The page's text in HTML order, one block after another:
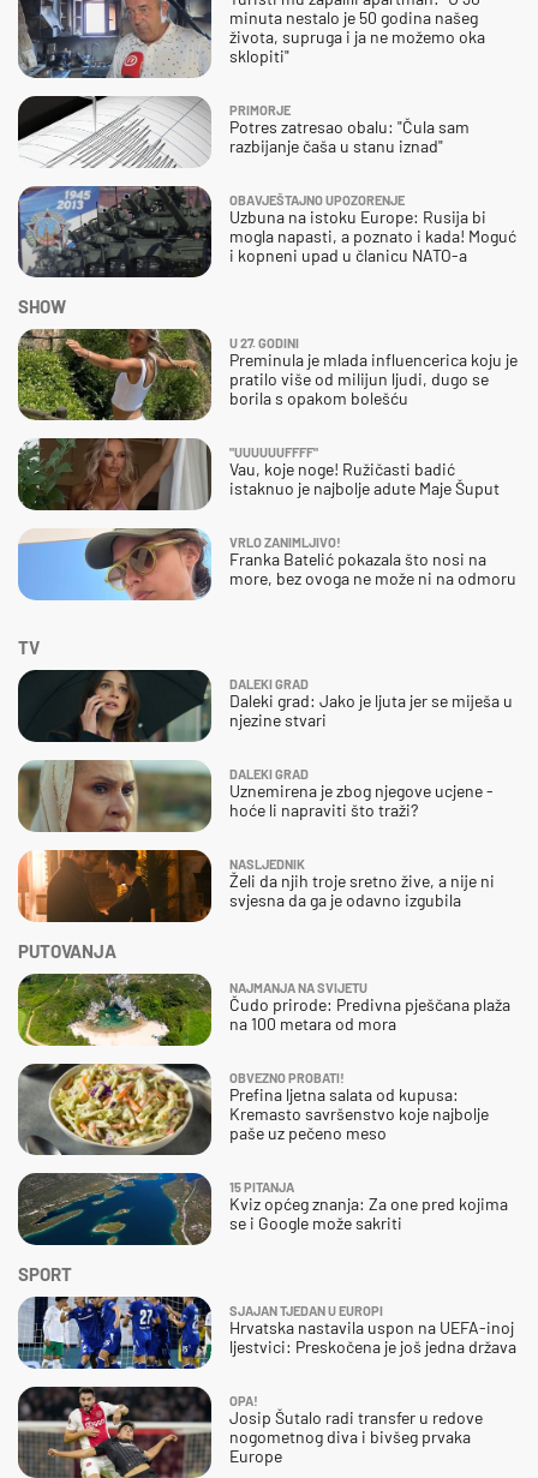
minuta nestalo je 50 godina našeg
života, supruga i ja ne možemo oka
sklopiti"
PRIMORJE
Potres zatresao obalu: "Čula sam
razbijanje čaša u stanu iznad"
OBAVJEŠTAJNO UPOZORENJE
Uzbuna na istoku Europe: Rusija bi
mogla napasti, a poznato i kada! Moguć
i kopneni upad u članicu NATO-a
SHOW
U 27. GODINI
Preminula je mlada influencerica koju je
pratilo više od milijun ljudi, dugo se
borila s opakom bolešću
"UUUUUUFFFF"
Vau, koje noge! Ružičasti badić
istaknuo je najbolje adute Maje Šuput
VRLO ZANIMLJIVO!
Franka Batelić pokazala što nosi na
more, bez ovoga ne može ni na odmoru
SPORT
SJAJAN TJEDAN U EUROPI
Hrvatska nastavila uspon na UEFA-inoj
ljestvici: Preskočena je još jedna država
OPA!
Josip Šutalo radi transfer u redove
nogometnog diva i bivšeg prvaka
Europe
TV
DALEKI GRAD
Daleki grad: Jako je ljuta jer se miješa u
njezine stvari
DALEKI GRAD
Uznemirena je zbog njegove ucjene -
hoće li napraviti što traži?
NASLJEDNIK
Želi da njih troje sretno žive, a nije ni
svjesna da ga je odavno izgubila
PUTOVANJA
NAJMANJA NA SVIJETU
Čudo prirode: Predivna pješčana plaža
na 100 metara od mora
OBVEZNO PROBATI!
Prefina ljetna salata od kupusa:
Kremasto savršenstvo koje najbolje
paše uz pečeno meso
15 PITANJA
Kviz općeg znanja: Za one pred kojima
se i Google može sakriti